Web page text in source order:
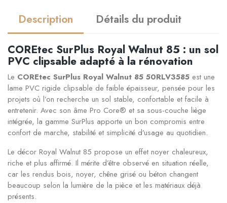
Description Détails du produit
COREtec SurPlus Royal Walnut 85 : un sol
PVC clipsable adapté à la rénovation
Le COREtec SurPlus Royal Walnut 85 50RLV3585 est une
lame PVC rigide clipsable de faible épaisseur, pensée pour les
projets où l’on recherche un sol stable, confortable et facile à
entretenir. Avec son âme Pro Core® et sa sous-couche liège
intégrée, la gamme SurPlus apporte un bon compromis entre
confort de marche, stabilité et simplicité d’usage au quotidien.
Le décor Royal Walnut 85 propose un effet noyer chaleureux,
riche et plus affirmé. Il mérite d’être observé en situation réelle,
car les rendus bois, noyer, chêne grisé ou béton changent
beaucoup selon la lumière de la pièce et les matériaux déjà
présents.